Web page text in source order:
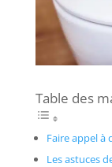
Table des
Faire appel à
Les astuces